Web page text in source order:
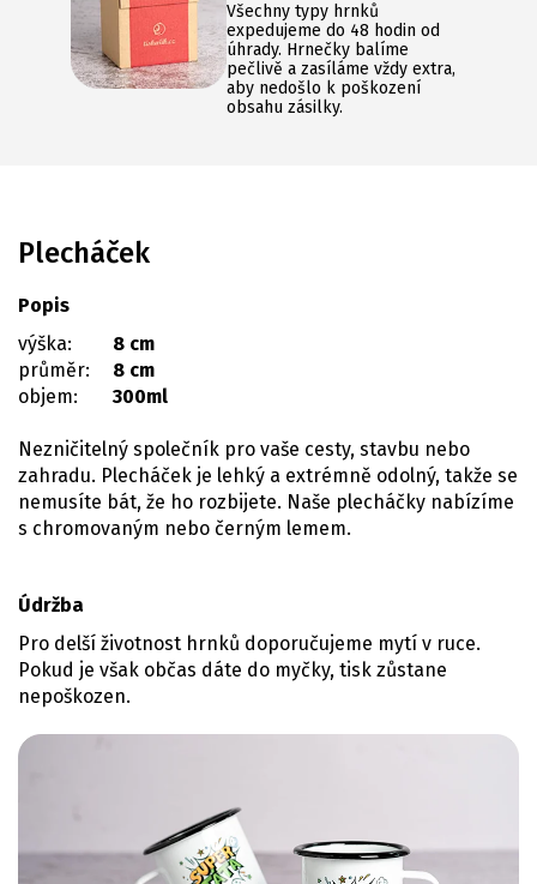
Všechny typy hrnků
expedujeme do 48 hodin od
úhrady. Hrnečky balíme
pečlivě a zasíláme vždy extra,
aby nedošlo k poškození
obsahu zásilky.
Plecháček
Popis
výška:
8 cm
průměr:
8 cm
objem:
300ml
Nezničitelný společník pro vaše cesty, stavbu nebo
zahradu. Plecháček je lehký a extrémně odolný, takže se
nemusíte bát, že ho rozbijete. Naše plecháčky nabízíme
s chromovaným nebo černým lemem.
Údržba
Pro delší životnost hrnků doporučujeme mytí v ruce.
Pokud je však občas dáte do myčky, tisk zůstane
nepoškozen.